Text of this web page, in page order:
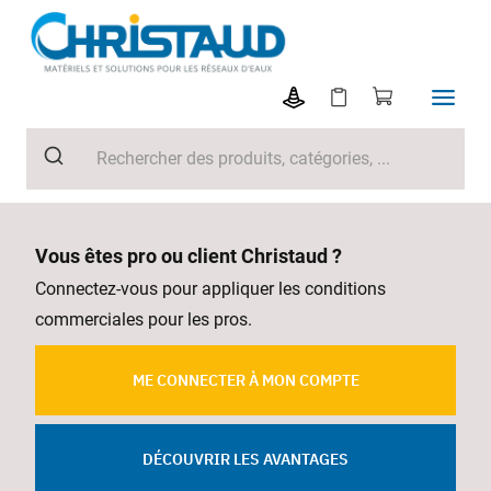
Vous êtes pro ou client Christaud ?
Connectez-vous pour appliquer les conditions
commerciales pour les pros.
ME CONNECTER À MON COMPTE
DÉCOUVRIR LES AVANTAGES